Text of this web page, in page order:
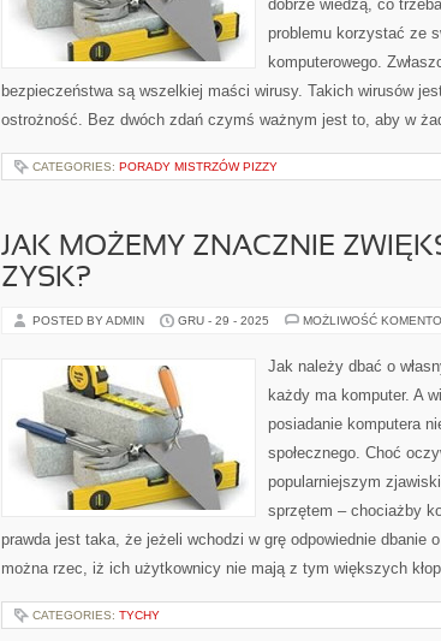
dobrze wiedzą, co
problemu korzystać ze
komputerowego.
bezpieczeństwa są wszelkiej maści wirusy. Takich wirusów
ostrożność. Bez dwóch zdań czymś ważnym jest to, aby w
CATEGORIES: PORADY MISTRZÓW PIZZY
JAK MOŻEMY ZNACZNIE
ZYSK?
POSTED BY ADMIN GRU - 29 - 2025 MOŻLIWOŚĆ
Jak należy dbać o
każdy ma komputer. A
posiadanie komputera
społecznego. Choć
popularniejszym
sprzętem – chociażby
prawda jest taka, że jeżeli wchodzi w grę odpowiednie dbanie
można rzec, iż ich użytkownicy nie mają z tym większych
CATEGORIES: TYCHY